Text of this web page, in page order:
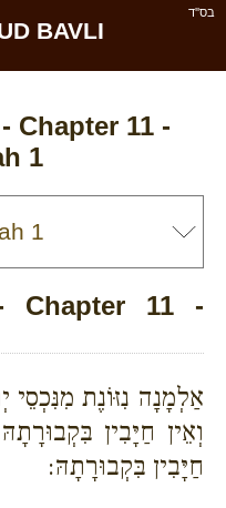
בס''ד
BAVLI
Chapter 11 -
1
Chapter 11 -
אַלְמָנָה נִזּוֹנֶת
וְאֵין חַיָּבִין
חַיָּבִין בִּקְבוּרָתָהּ: